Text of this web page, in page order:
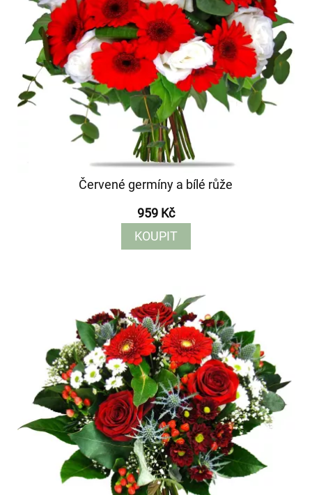
Červené germíny a bílé růže
959 Kč
KOUPIT